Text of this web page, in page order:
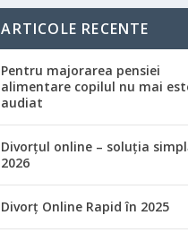
ARTICOLE RECENTE
Pentru majorarea pensiei
alimentare copilul nu mai
audiat
Divorțul online – soluția
2026
Divorț Online Rapid în 2025